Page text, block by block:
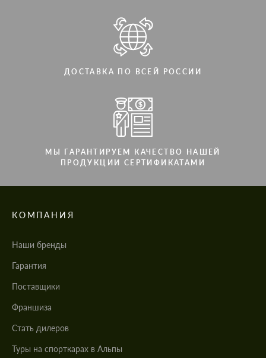
ДОСТАВКА ПО ВСЕЙ РОССИИ
МЫ ГАРАНТИРУЕМ КАЧЕСТВО НАШЕЙ
ПРОДУКЦИИ СЕРТИФИКАТАМИ
КОМПАНИЯ
Наши бренды
Гарантия
Поставщики
Франшиза
Стать дилеров
Туры на спорткарах в Альпы